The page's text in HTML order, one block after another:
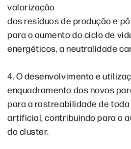
valorização
dos resíduos de produção e
para o aumento do ciclo de
energéticos, a neutralidade
4. O desenvolvimento e
enquadramento dos novos
para a rastreabilidade de
artificial, contribuindo para o
do cluster.